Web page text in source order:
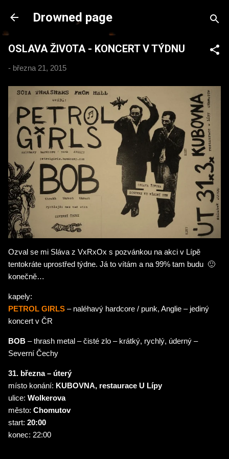
Přeskočit na hlavní obsah
Drowned page
OSLAVA ŽIVOTA - KONCERT V TÝDNU
- března 21, 2015
Ozval se mi Sláva z VxRxOx s pozvánkou na akci v Lípě
tentokráte uprostřed týdne. Já to vítám a na 99% tam budu 🙂
konečně…
kapely:
PETROL GIRLS – naléhavý hardcore / punk, Anglie – jediný
koncert v ČR
BOB – thrash metal – čisté zlo – krátký, rychlý, úderný –
Severní Čechy
31. března – úterý
místo konání: KUBOVNA, restaurace U Lípy
ulice: Wolkerova
město: Chomutov
start: 20:00
konec: 22:00